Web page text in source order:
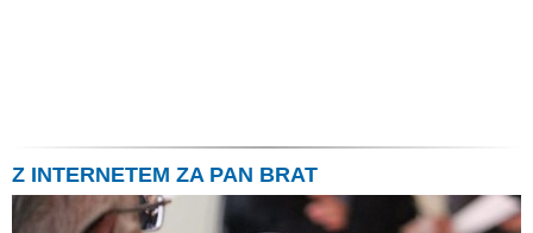
Z INTERNETEM ZA PAN BRAT